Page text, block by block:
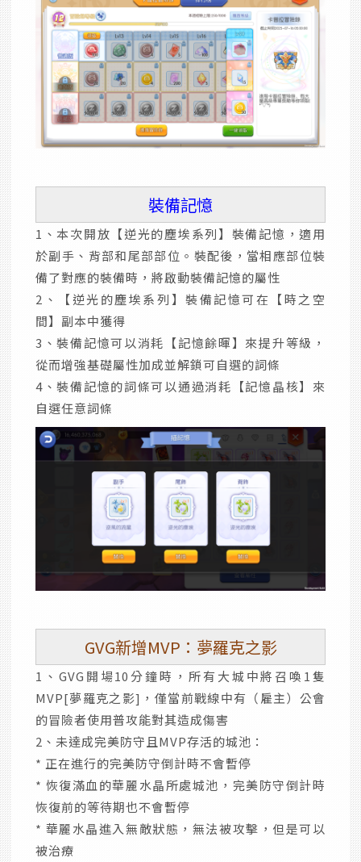
裝備記憶
1、本次開放【逆光的塵埃系列】裝備記憶，適用
於副手、背部和尾部部位。裝配後，當相應部位裝
備了對應的裝備時，將啟動裝備記憶的屬性
2、【逆光的塵埃系列】裝備記憶可在【時之空
間】副本中獲得
3、裝備記憶可以消耗【記憶餘暉】來提升等級，
從而增強基礎屬性加成並解鎖可自選的詞條
4、裝備記憶的詞條可以通過消耗【記憶晶核】來
自選任意詞條
GVG新增MVP：夢羅克之影
1、GVG開場10分鐘時，所有大城中將召喚1隻
MVP[夢羅克之影]，僅當前戰線中有（雇主）公會
的冒險者使用普攻能對其造成傷害
2、未達成完美防守且MVP存活的城池：
* 正在進行的完美防守倒計時不會暫停
* 恢復滿血的華麗水晶所處城池，完美防守倒計時
恢復前的等待期也不會暫停
* 華麗水晶進入無敵狀態，無法被攻擊，但是可以
被治療